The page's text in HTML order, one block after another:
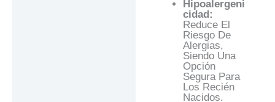
Hipoalergeni
Cidad:
Reduce El
Riesgo De
Alergias,
Siendo Una
Opción
Segura Para
Los Recién
Nacidos.